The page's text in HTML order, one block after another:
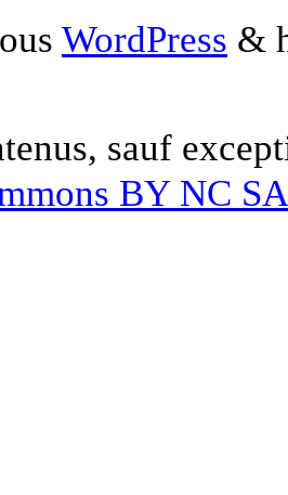
WordPress &
sauf
BY NC SA